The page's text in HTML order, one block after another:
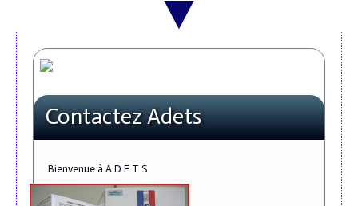
Contactez Adets
Bienvenue à A D E T S